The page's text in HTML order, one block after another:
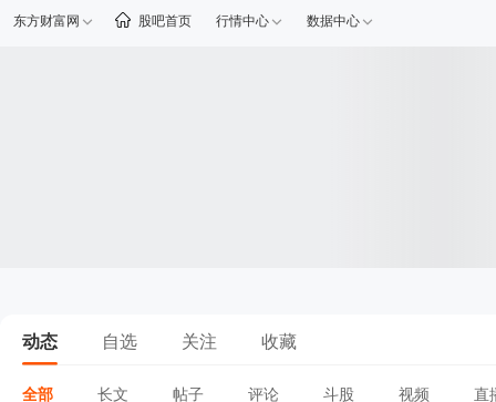
东方财富网 股吧首页 行情中心 数据中心
动态 自选 关注 收藏
全部 长文 帖子 评论 斗股 视频 直